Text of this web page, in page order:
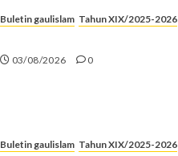
Buletin gaulislam Tahun XIX/2025-2026
03/08/2026 0
Buletin gaulislam Tahun XIX/2025-2026